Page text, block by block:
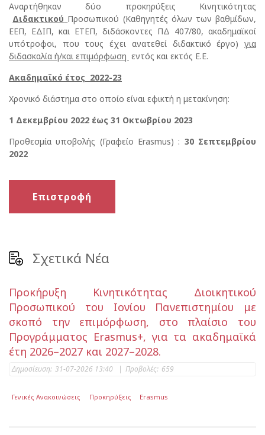
Αναρτήθηκαν δύο προκηρύξεις Κινητικότητας
Διδακτικού Προσωπικού (Καθηγητές όλων των βαθμίδων,
ΕΕΠ, ΕΔΙΠ, και ΕΤΕΠ, διδάσκοντες ΠΔ 407/80, ακαδημαϊκοί
υπότροφοι, που τους έχει ανατεθεί διδακτικό έργο) για
διδασκαλία ή/και επιμόρφωση εντός και εκτός Ε.Ε.
Ακαδημαϊκό έτος 2022-23
Χρονικό διάστημα στο οποίο είναι εφικτή η μετακίνηση:
1 Δεκεμβρίου 2022 έως 31 Οκτωβρίου 2023
Προθεσμία υποβολής (Γραφείο Erasmus) : 30 Σεπτεμβρίου
2022
Επιστροφή
Σχετικά Νέα
Προκήρυξη Κινητικότητας Διοικητικού
Προσωπικού του Ιονίου Πανεπιστημίου με
σκοπό την επιμόρφωση, στο πλαίσιο του
Προγράμματος Erasmus+, για τα ακαδημαϊκά
έτη 2026–2027 και 2027–2028.
Δημοσίευση: 31-07-2026 13:40 | Προβολές: 659
Γενικές Ανακοινώσεις Προκηρύξεις Erasmus